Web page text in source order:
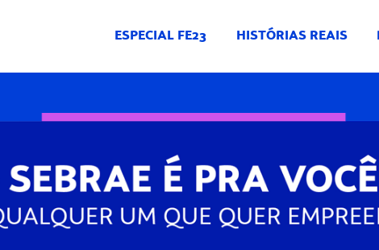
ESPECIAL FE23 HISTÓRIAS REAIS